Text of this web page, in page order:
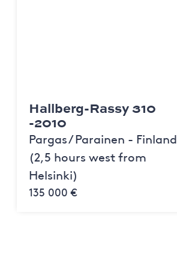
Hallberg-Rassy 310
-2010
Pargas / Parainen - Finland
(2,5 hours west from
Helsinki)
135 000 €